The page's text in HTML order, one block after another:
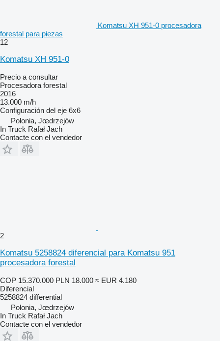
Komatsu XH 951-0 procesadora
forestal para piezas
12
Komatsu XH 951-0
Precio a consultar
Procesadora forestal
2016
13.000 m/h
Configuración del eje 6x6
Polonia, Jœdrzejów
In Truck Rafał Jach
Contacte con el vendedor
2
Komatsu 5258824 diferencial para Komatsu 951
procesadora forestal
COP 15.370.000 PLN 18.000 ≈ EUR 4.180
Diferencial
5258824 differential
Polonia, Jœdrzejów
In Truck Rafał Jach
Contacte con el vendedor